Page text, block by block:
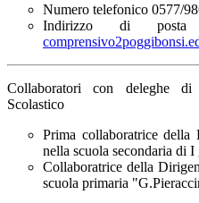
Numero telefonico 0577/
Indirizzo di posta
Collaboratori con deleghe
Scolastico
Prima collaboratrice
nella scuola secondaria di
Collaboratrice della
scuola primaria